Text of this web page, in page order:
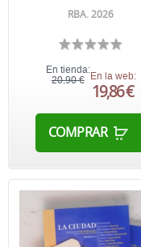
RBA. 2026
En tienda:
20,90 € En la web:
19,86 €
COMPRAR